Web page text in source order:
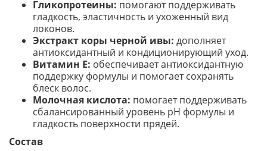
Гликопротеины: помогают поддерживать
гладкость, эластичность и ухоженный вид
локонов.
Экстракт коры черной ивы: дополняет
антиоксидантный и кондиционирующий уход.
Витамин Е: обеспечивает антиоксидантную
поддержку формулы и помогает сохранять
блеск волос.
Молочная кислота: помогает поддерживать
сбалансированный уровень pH формулы и
гладкость поверхности прядей.
Состав